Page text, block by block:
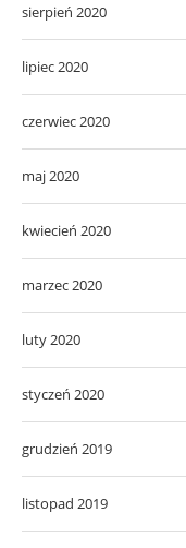
sierpień 2020
lipiec 2020
czerwiec 2020
maj 2020
kwiecień 2020
marzec 2020
luty 2020
styczeń 2020
grudzień 2019
listopad 2019